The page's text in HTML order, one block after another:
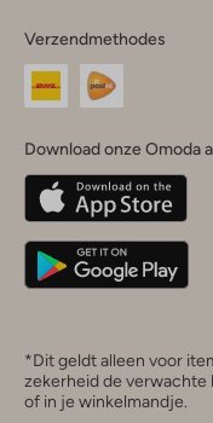
je
land
Nederland
Belgique
Deutschland
Verzendmethodes
Download onze Omoda
*Dit geldt alleen voor
zekerheid de verwachte
of in je winkelmandje.